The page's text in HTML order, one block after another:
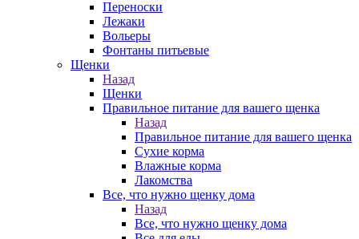
Переноски
Лежаки
Вольеры
Фонтаны питьевые
Щенки
Назад
Щенки
Правильное питание для вашего щенка
Назад
Правильное питание для вашего щенка
Сухие корма
Влажные корма
Лакомства
Все, что нужно щенку дома
Назад
Все, что нужно щенку дома